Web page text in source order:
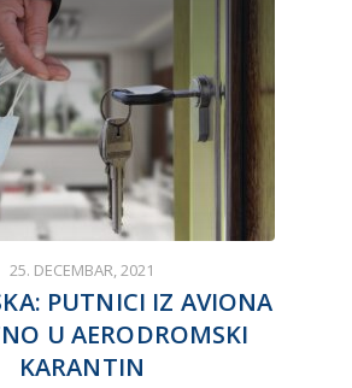
25. DECEMBAR, 2021
PUTNICI IZ AVIONA
U AERODROMSKI
KARANTIN